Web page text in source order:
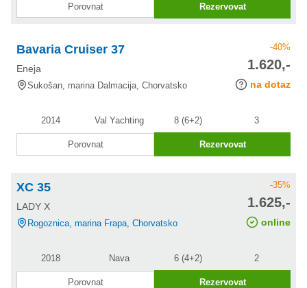
Porovnat Rezervovat
Bavaria Cruiser 37
Eneja
Sukošan, marina Dalmacija, Chorvatsko
2014 Val Yachting 8 (6+2) 3
cena po
slevě
-40%
1.620,-
na dotaz
Porovnat Rezervovat
XC 35
LADY X
Rogoznica, marina Frapa, Chorvatsko
2018 Nava 6 (4+2) 2
cena po
slevě
-35%
1.625,-
online
Porovnat Rezervovat